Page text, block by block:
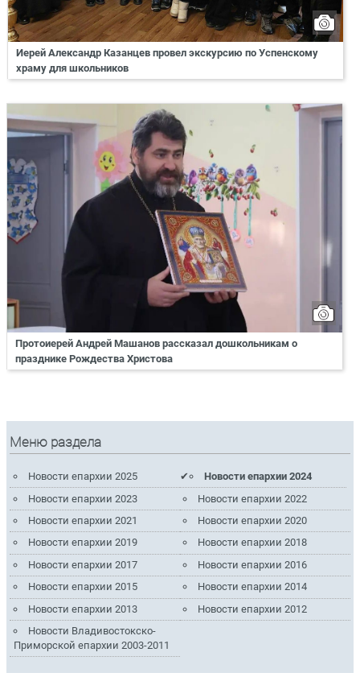
Иерей Александр Казанцев провел экскурсию по Успенскому
храму для школьников
Протоиерей Андрей Машанов рассказал дошкольникам о
празднике Рождества Христова
Меню раздела
Новости епархии 2025
Новости епархии 2024
Новости епархии 2023
Новости епархии 2022
Новости епархии 2021
Новости епархии 2020
Новости епархии 2019
Новости епархии 2018
Новости епархии 2017
Новости епархии 2016
Новости епархии 2015
Новости епархии 2014
Новости епархии 2013
Новости епархии 2012
Новости Владивостокско-
Приморской епархии 2003-2011